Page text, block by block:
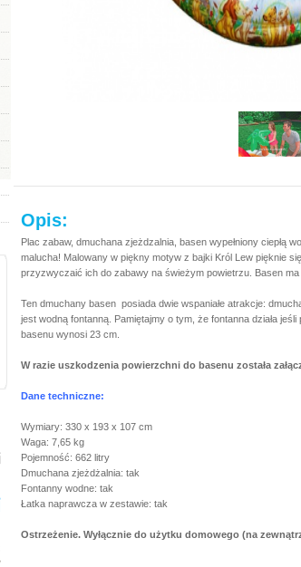
Opis:
Plac zabaw, dmuchana zjeżdzalnia, basen wypełniony ciepłą
malucha! Malowany w piękny motyw z bajki Król Lew pięknie
przyzwyczaić ich do zabawy na świeżym powietrzu. Basen
Ten dmuchany basen posiada dwie wspaniałe atrakcje:
jest wodną fontanną. Pamiętajmy o tym, że fontanna działa
basenu wynosi 23 cm.
W razie uszkodzenia powierzchni do basenu została
Dane techniczne:
Wymiary: 330 x 193 x 107 cm
Waga: 7,65 kg
Pojemność: 662 litry
Dmuchana zjeżdżalnia: tak
Fontanny wodne: tak
Łatka naprawcza w zestawie: tak
Ostrzeżenie. Wyłącznie do użytku domowego (na